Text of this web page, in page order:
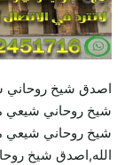
اصدق شيخ
شيخ روحاني
شيخ روحاني شيعي
الله,اصدق شيخ